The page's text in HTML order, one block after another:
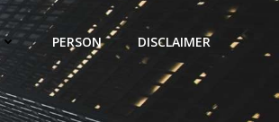
PERSON DISCLAIMER